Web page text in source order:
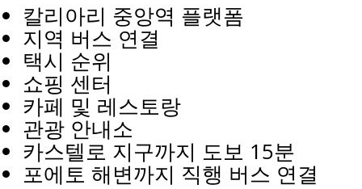
칼리아리 중앙역 플랫폼
지역 버스 연결
택시 순위
쇼핑 센터
카페 및 레스토랑
관광 안내소
카스텔로 지구까지 도보 15분
포에토 해변까지 직행 버스 연결